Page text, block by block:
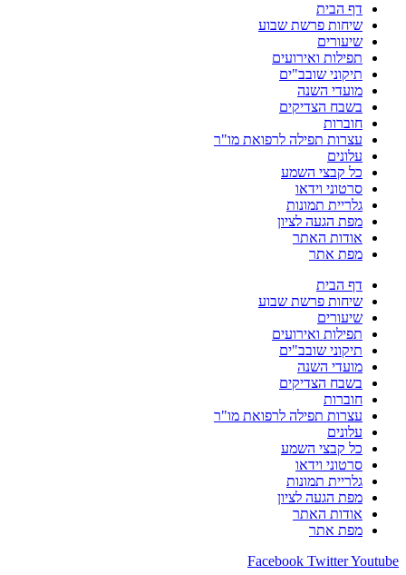
דף הבית
שיחות פרשת שבוע
שיעורים
תפילות ואירועים
תיקוני שובב"ים
מועדי השנה
בשבח הצדיקים
חוברות
עצרות תפילה לרפואת מו"ר
עלונים
כל קבצי השמע
סרטוני וידאו
גלריית תמונות
מפת הגעה לציון
אודות האתר
מפת אתר
דף הבית
שיחות פרשת שבוע
שיעורים
תפילות ואירועים
תיקוני שובב"ים
מועדי השנה
בשבח הצדיקים
חוברות
עצרות תפילה לרפואת מו"ר
עלונים
כל קבצי השמע
סרטוני וידאו
גלריית תמונות
מפת הגעה לציון
אודות האתר
מפת אתר
Facebook TwitterYoutube